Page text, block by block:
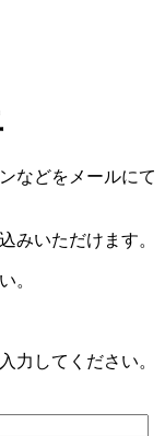
などをメールにて
みいただけます。
。
力してください。